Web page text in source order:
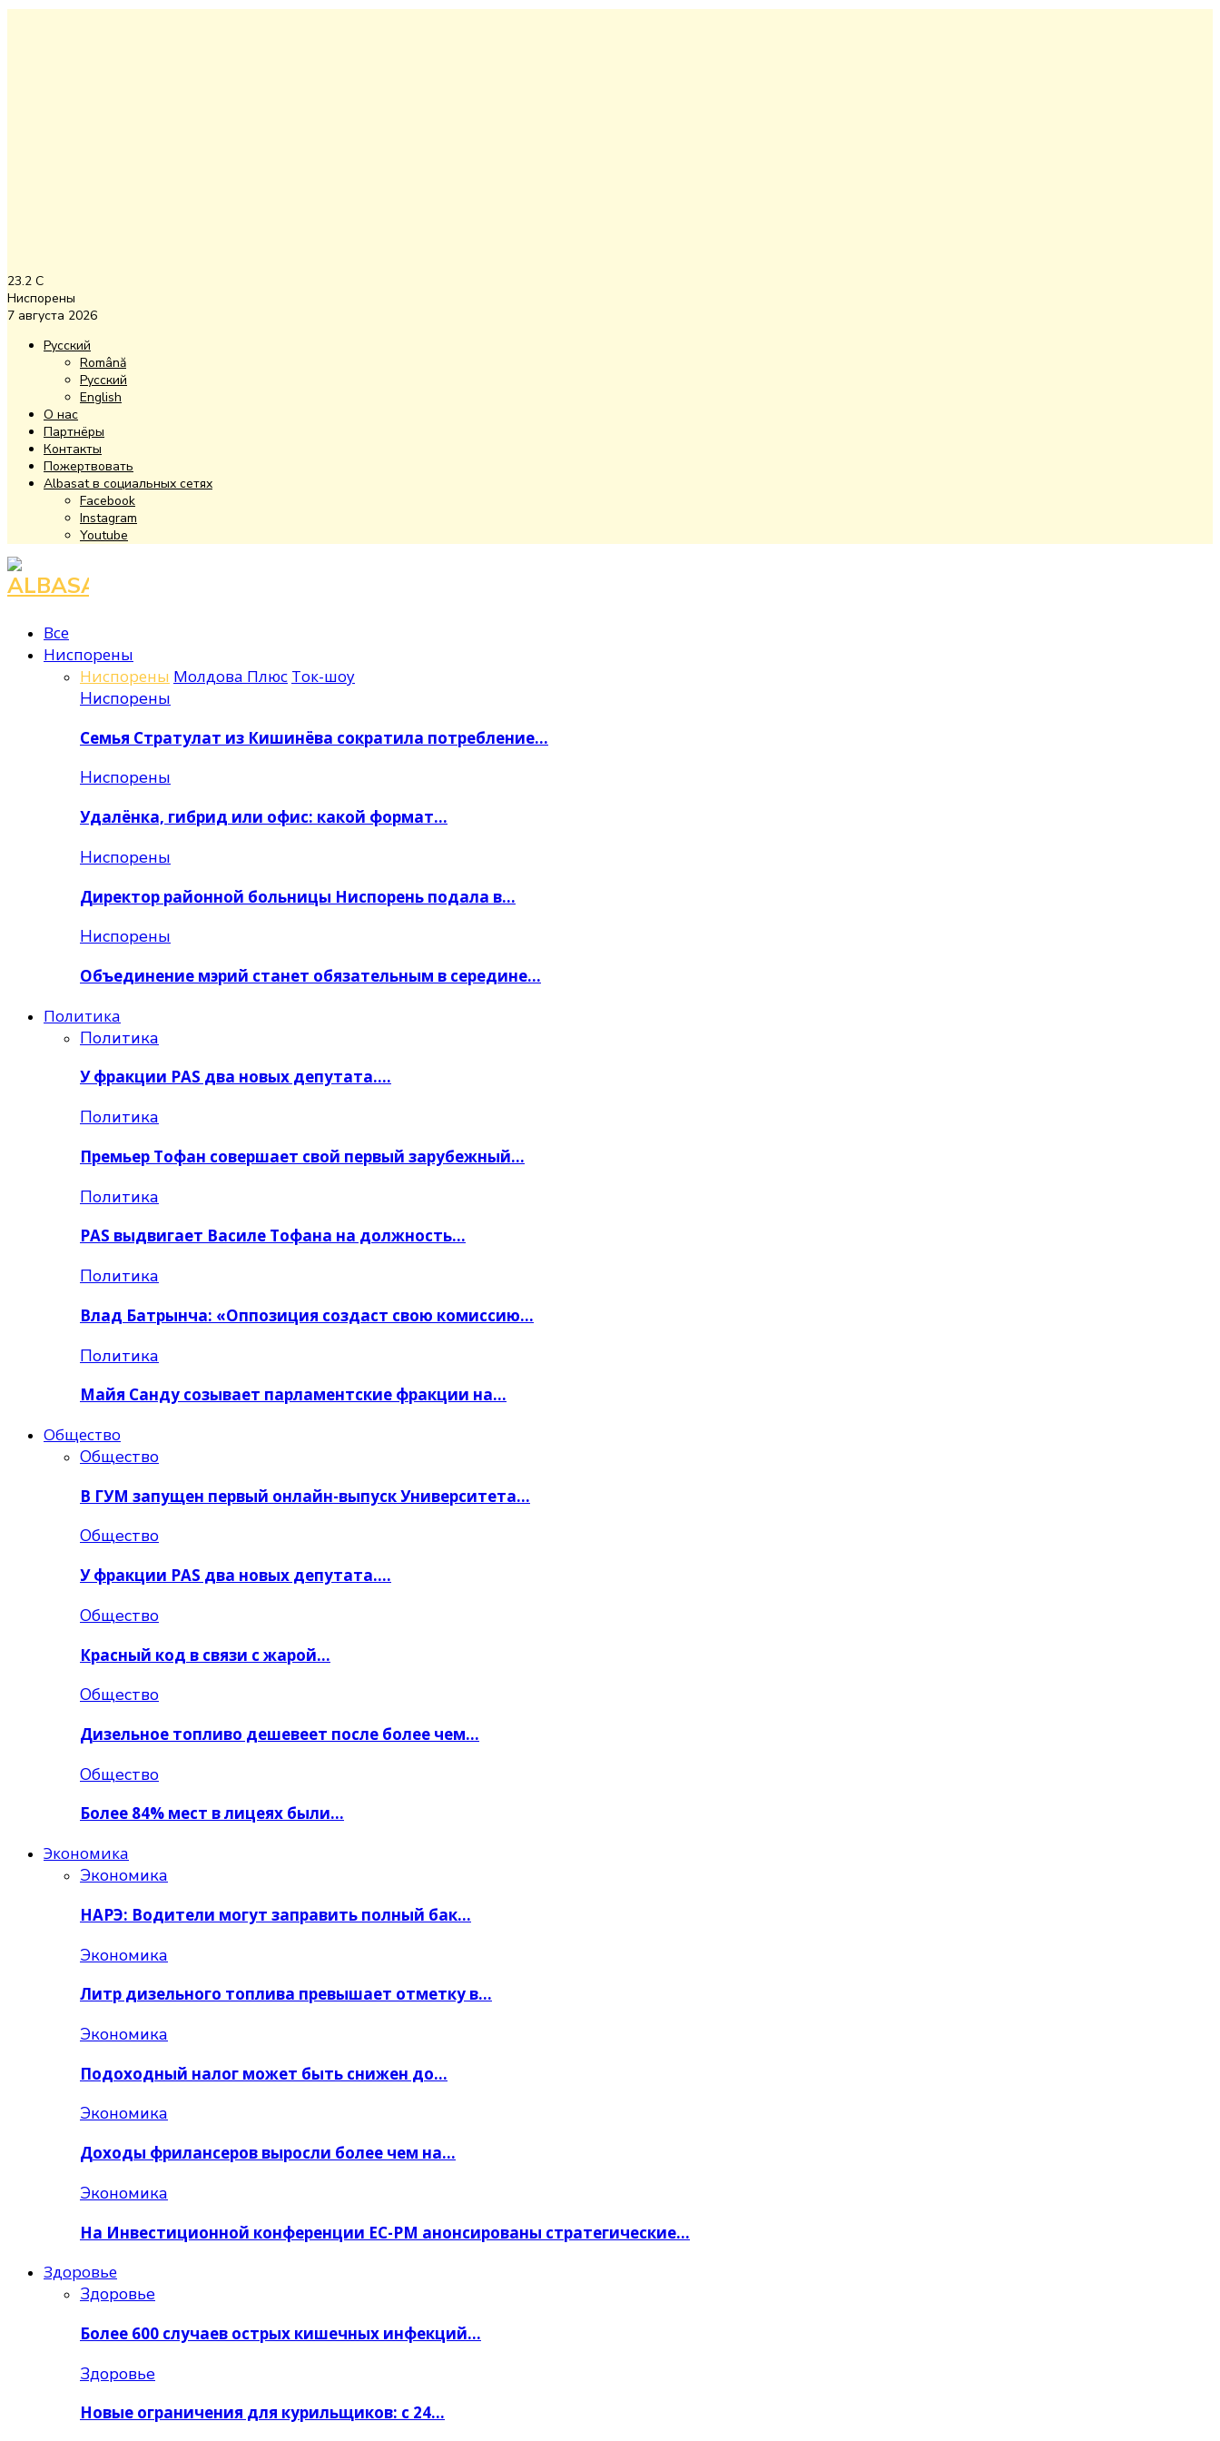
23.2 C
Ниспорены
7 августа 2026
Русский
Română
Русский
English
О нас
Партнёры
Контакты
Пожертвовать
Albasat в социальных сетях
Facebook
Instagram
Youtube
Facebook
Instagram
Youtube
Все
Ниспорены
Ниспорены Молдова Плюс Ток-шоу
Ниспорены
Семья Стратулат из Кишинёва сократила потребление…
Ниспорены
Удалёнка, гибрид или офис: какой формат…
Ниспорены
Директор районной больницы Ниспорень подала в…
Ниспорены
Объединение мэрий станет обязательным в середине…
Политика
Политика
У фракции PAS два новых депутата….
Политика
Премьер Тoфан совершает свой первый зарубежный…
Политика
PAS выдвигает Василе Тофана на должность…
Политика
Влад Батрынча: «Оппозиция создаст свою комиссию…
Политика
Майя Санду созывает парламентские фракции на…
Общество
Общество
В ГУМ запущен первый онлайн-выпуск Университета…
Общество
У фракции PAS два новых депутата….
Общество
Красный код в связи с жарой…
Общество
Дизельное топливо дешевеет после более чем…
Общество
Более 84% мест в лицеях были…
Экономика
Экономика
НАРЭ: Водители могут заправить полный бак…
Экономика
Литр дизельного топлива превышает отметку в…
Экономика
Подоходный налог может быть снижен до…
Экономика
Доходы фрилансеров выросли более чем на…
Экономика
На Инвестиционной конференции ЕС-РМ анонсированы стратегические…
Здоровье
Здоровье
Более 600 случаев острых кишечных инфекций…
Здоровье
Новые ограничения для курильщиков: с 24…